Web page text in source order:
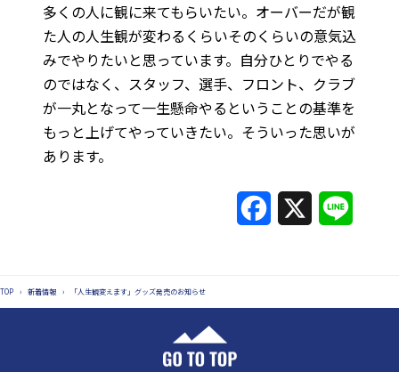
多くの人に観に来てもらいたい。オーバーだが観
た人の人生観が変わるくらいそのくらいの意気込
みでやりたいと思っています。自分ひとりでやる
のではなく、スタッフ、選手、フロント、クラブ
が一丸となって一生懸命やるということの基準を
もっと上げてやっていきたい。そういった思いが
あります。
e
e
TOP › 新着情報 › 「人生観変えます」グッズ発売のお知らせ